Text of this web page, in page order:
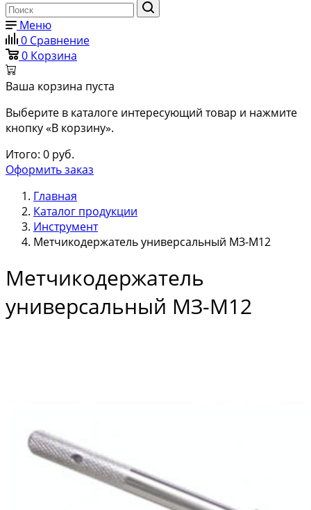
Меню
0 Сравнение
0 Корзина
Ваша корзина пуста
Выберите в каталоге интересующий товар и нажмите
кнопку «В корзину».
Итого: 0 руб.
Оформить заказ
Главная
Каталог продукции
Инструмент
Метчикодержатель универсальный МЗ-М12
Метчикодержатель
универсальный МЗ-М12